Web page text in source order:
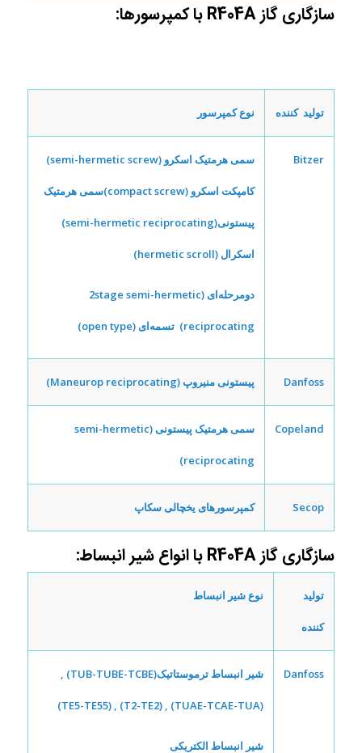
سازگاری گاز R404A با کمپرسورها:
تولید کننده نوع کمپرسور
Bitzer سمی هرمتیک اسکرو (semi-hermetic screw)
کامپکت اسکرو (compact screw) سمی هرمتیک
پیستونی(semi-hermetic reciprocating)
اسکرال (hermetic scroll)
دومرحله‌ای (2stage semi-hermetic
reciprocating) تسمه‌ای (open type)
Danfoss پیستونی منیروپ (Maneurop reciprocating)
Copeland سمی هرمتیک پیستونی (semi-hermetic
reciprocating)
Secop کمپرسورهای یخچالی سکاپ
سازگاری گاز R404A با انواع شیر انبساط:
تولید
کننده
نوع شیر انبساط
Danfoss شیر انبساط ترموستاتیک (TUB-TUBE-TCBE) ,
(TUAE-TCAE-TUA) , (T2-TE2) , (TE5-TE55)
شیر انبساط الکتریکی